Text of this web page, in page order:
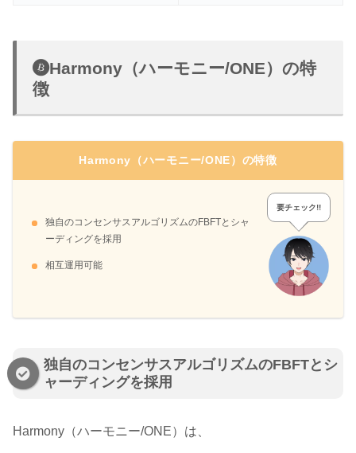
Harmony（ハーモニー/ONE）の特
徴
Harmony（ハーモニー/ONE）の特徴
独自のコンセンサスアルゴリズムのFBFTとシャ
ーディングを採用
相互運用可能
要チェック!!
独自のコンセンサスアルゴリズムのFBFTとシ
ャーディングを採用
Harmony（ハーモニー/ONE）は、